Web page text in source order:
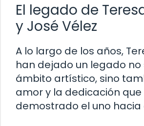
El legado de
y José Vélez
A lo largo de los años,
han dejado un legado no
ámbito artístico, sino
amor y la dedicación que
demostrado el uno hacia